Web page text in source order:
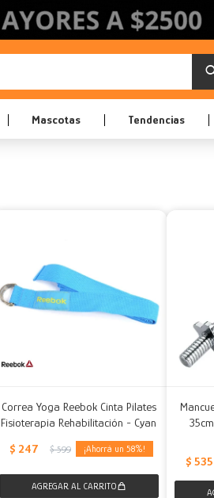
Mascotas Tendencias
Correa Yoga Reebok Cinta Pilates
Fisioterapia Rehabilitación - Cyan
$ 247 $ 599 58
$ 535